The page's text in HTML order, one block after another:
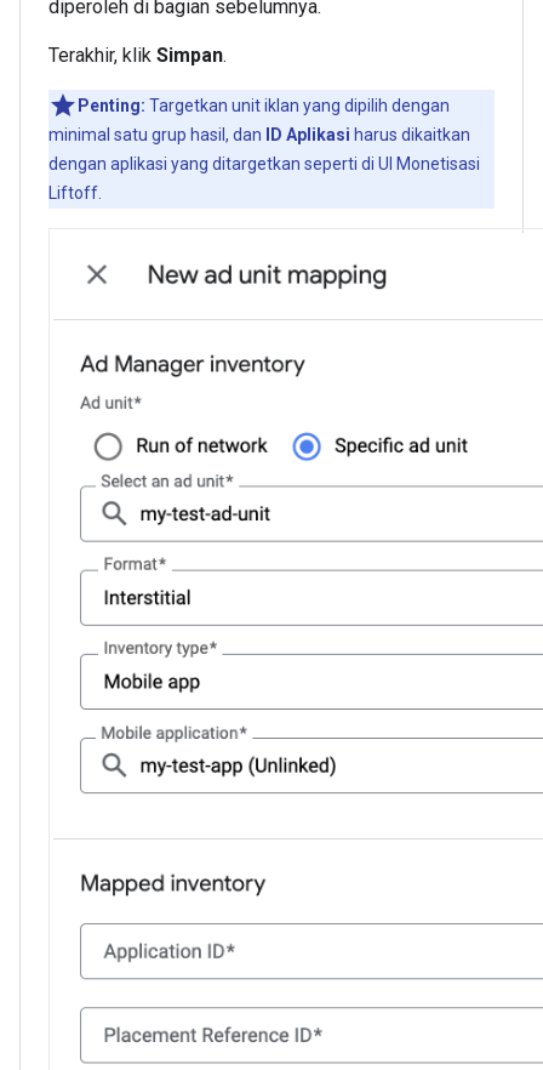
diperoleh di bagian sebelumnya.
Terakhir, klik Simpan.
Penting: Targetkan unit iklan yang dipilih dengan
minimal satu grup hasil, dan
ID Aplikasi harus dikaitkan
dengan aplikasi yang ditargetkan seperti di UI Monetisasi
Liftoff.